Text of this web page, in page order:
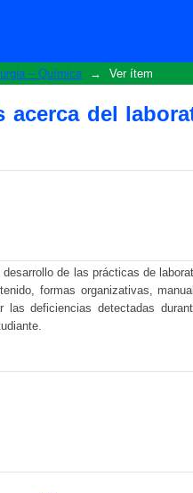
de óptica en la
– Química → Ver ítem
acerca del
de las prácticas de
formas organizativas,
deficiencias detectadas